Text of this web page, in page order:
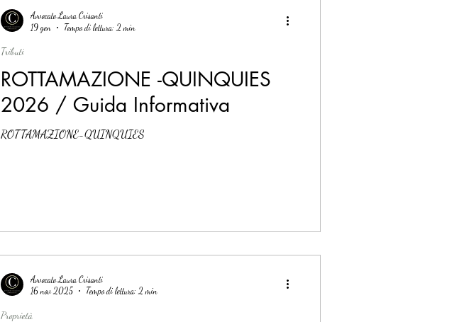
ROTTAMAZIONE -QUINQUIES
2026 / Guida Informativa
ROTTAMAZIONE-QUINQUIES
Tributi
Avvocato Laura Crisanti
19 gen
Tempo di lettura: 2 min
Proprietà
Avvocato Laura Crisanti
16 nov 2025
Tempo di lettura: 2 min